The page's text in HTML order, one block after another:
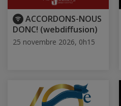
ACCORDONS-NOUS
DONC! (webdiffusion)
25 novembre 2026, 0h15